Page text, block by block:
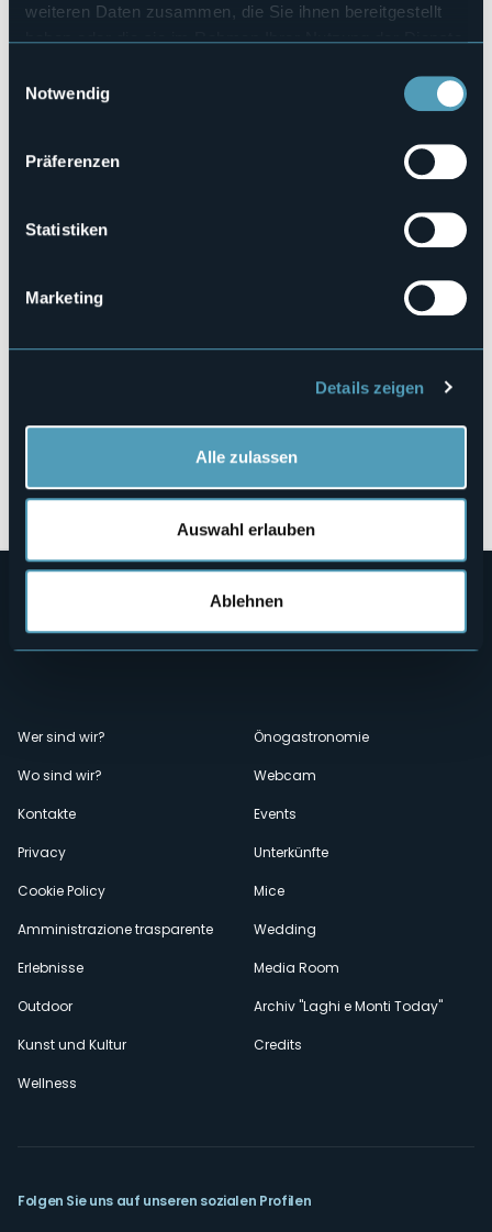
weiteren Daten zusammen, die Sie ihnen bereitgestellt
haben oder die sie im Rahmen Ihrer Nutzung der Dienste
Notwendig
Präferenzen
Statistiken
Marketing
Details zeigen
Alle zulassen
Auswahl erlauben
Ablehnen
Telefon
+39 340 4684044
103019-BEB-00001
Via Crebbia, 13
Menù
secondario
Wer sind wir?
Wo sind wir?
Kontakte
Privacy
Cookie Policy
Amministrazione trasparente
Erlebnisse
Outdoor
Kunst und Kultur
Wellness
Önogastronomie
Webcam
Events
Unterkünfte
Mice
Wedding
Media Room
Archiv "Laghi e Monti Today"
Credits
Folgen Sie uns auf unseren sozialen Profilen